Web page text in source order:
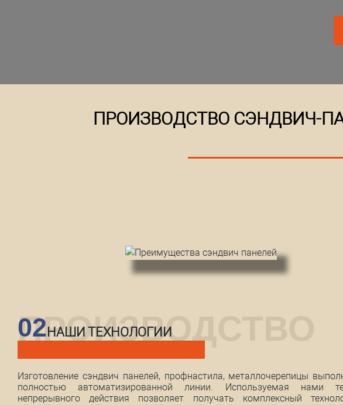
ПРОИЗВОДСТВО СЭНДВИЧ-
02 НАШИ ТЕХНОЛОГИИ
Изготовление сэндвич панелей, профнастила, металлочерепицы
полностью автоматизированной линии. Используемая нами
непрерывного действия позволяет получать комплексный